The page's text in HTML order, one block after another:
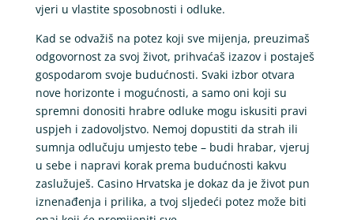
vjeri u vlastite sposobnosti i odluke.
Kad se odvažiš na potez koji sve mijenja, preuzimaš
odgovornost za svoj život, prihvaćaš izazov i postaješ
gospodarom svoje budućnosti. Svaki izbor otvara
nove horizonte i mogućnosti, a samo oni koji su
spremni donositi hrabre odluke mogu iskusiti pravi
uspjeh i zadovoljstvo. Nemoj dopustiti da strah ili
sumnja odlučuju umjesto tebe – budi hrabar, vjeruj
u sebe i napravi korak prema budućnosti kakvu
zaslužuješ. Casino Hrvatska je dokaz da je život pun
iznenađenja i prilika, a tvoj sljedeći potez može biti